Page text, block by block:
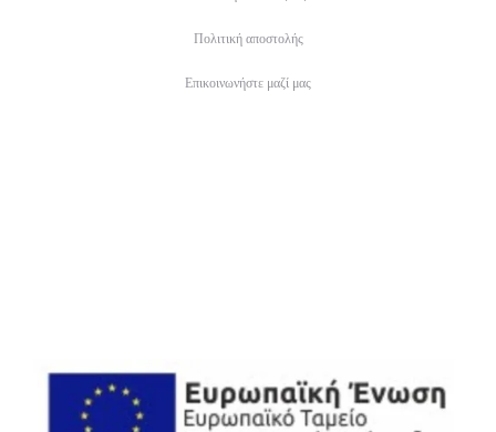
Πολιτική αποστολής
Επικοινωνήστε μαζί μας